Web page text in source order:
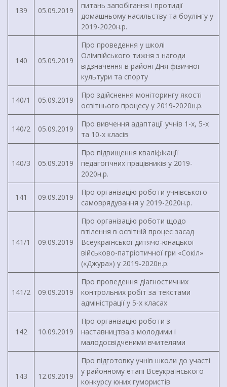
139 05.09.2019
питань запобігання і протидії
домашньому насильству та боулінгу у
2019-2020н.р.
140 05.09.2019
Про проведення у школі
Олімпійського тижня з нагоди
відзначення в районі Дня фізичної
культури та спорту
140/1 05.09.2019
Про здійснення моніторингу якості
освітнього процесу у 2019-2020н.р.
140/2 05.09.2019
Про вивчення адаптації учнів 1-х, 5-х
та 10-х класів
140/3 05.09.2019
Про підвищення кваліфікації
педагогічних працівників у 2019-
2020н.р.
141 09.09.2019
Про організацію роботи учнівського
самоврядування у 2019-2020н.р.
141/1 09.09.2019
Про організацію роботи щодо
втілення в освітній процес засад
Всеукраїнської дитячо-юнацької
військово-патріотичної гри «Сокіл»
(«Джура») у 2019-2020н.р.
141/2 09.09.2019
Про проведення діагностичних
контрольних робіт за текстами
адміністрації у 5-х класах
142 10.09.2019
Про організацію роботи з
наставництва з молодими і
малодосвідченими вчителями
143 12.09.2019
Про підготовку учнів школи до участі
у районному етапі Всеукраїнського
конкурсу юних гумористів